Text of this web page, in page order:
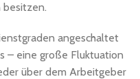
besitzen.
angeschaltet
– eine große Fluktuation
über dem Arbeitgeber